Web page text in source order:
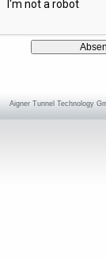
Aigner Tunnel Technology